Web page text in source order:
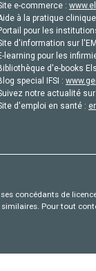
e-commerce :
à la pratique
pour les
d'information sur
learning pour les
d'e-books
special IFSI :
notre actualité
d'emploi en santé :
concédants de
Pour tout